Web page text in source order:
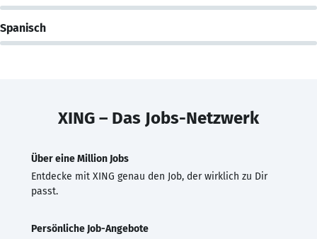
Spanisch
XING – Das Jobs-Netzwerk
Über eine Million Jobs
Entdecke mit XING genau den Job, der wirklich zu Dir
passt.
Persönliche Job-Angebote